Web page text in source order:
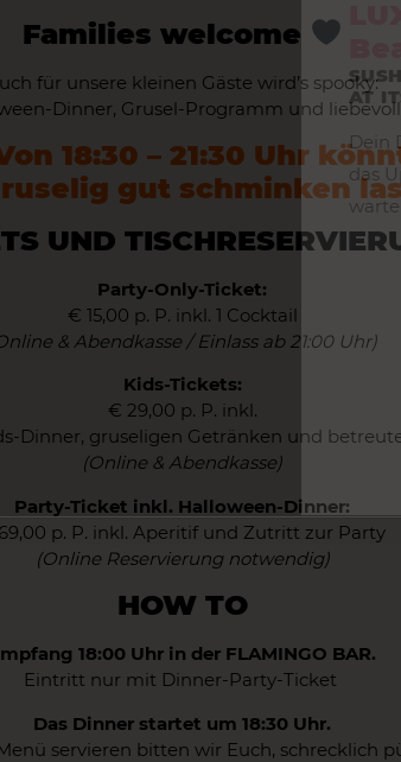
Families welcome
für unsere kleinen Gäste wird’s spooky:
Dinner, Grusel-Programm und
18:30 – 21:30 Uhr
gut schminken
UND
Party-Only-Ticket:
€ 15,00 p. P. inkl. 1 Cocktail
& Abendkasse / Einlass ab 21:00 Uhr)
Kids-Tickets:
€ 29,00 p. P. inkl.
Dinner, gruseligen Getränken und
(Online & Abendkasse)
Party-Ticket inkl. Halloween-Dinner:
p. P. inkl. Aperitif und Zutritt zur Party
(Online Reservierung notwendig)
HOW TO
18:00 Uhr in der FLAMINGO BAR.
Eintritt nur mit Dinner-Party-Ticket
Das Dinner startet um 18:30 Uhr.
servieren bitten wir Euch, schrecklich
AT
Dein
das